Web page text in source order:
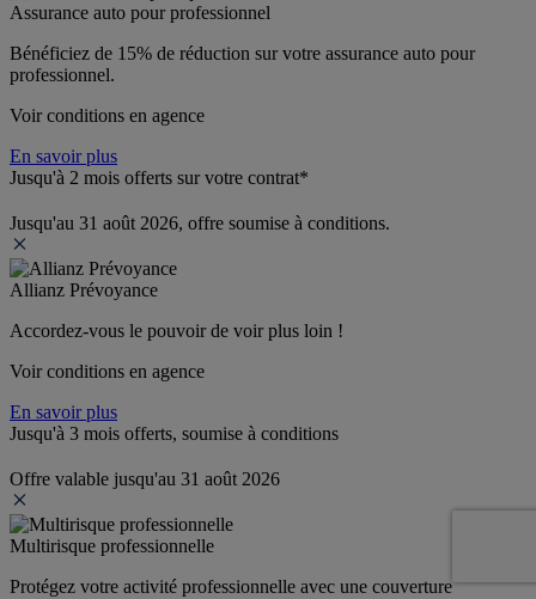
Assurance auto pour professionnel
Bénéficiez de 15% de réduction sur votre assurance auto pour
professionnel.
Voir conditions en agence
En savoir plus
Jusqu'à 2 mois offerts sur votre contrat*
Jusqu'au 31 août 2026, offre soumise à conditions.
Allianz Prévoyance
Accordez-vous le pouvoir de voir plus loin !
Voir conditions en agence
En savoir plus
Jusqu'à 3 mois offerts, soumise à conditions
Offre valable jusqu'au 31 août 2026
Multirisque professionnelle
Protégez votre activité professionnelle avec une couverture